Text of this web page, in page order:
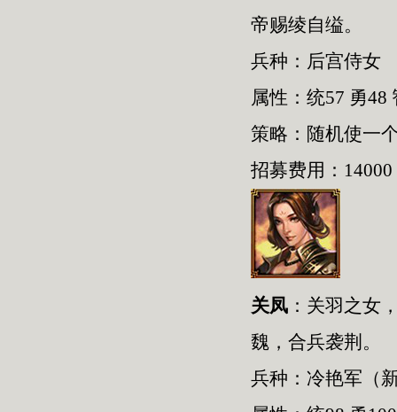
帝赐绫自缢。
兵种：后宫侍女
属性：统57 勇48
策略：随机使一
招募费用：14000
关凤 ：关羽之女
魏，合兵袭荆。
兵种：冷艳军（